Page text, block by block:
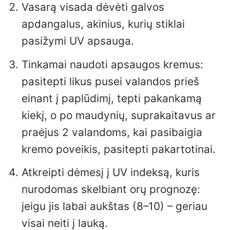
Vasarą visada dėvėti galvos
apdangalus, akinius, kurių stiklai
pasižymi UV apsauga.
Tinkamai naudoti apsaugos kremus:
pasitepti likus pusei valandos prieš
einant į paplūdimį, tepti pakankamą
kiekį, o po maudynių, suprakaitavus ar
praėjus 2 valandoms, kai pasibaigia
kremo poveikis, pasitepti pakartotinai.
Atkreipti dėmesį į UV indeksą, kuris
nurodomas skelbiant orų prognozę:
jeigu jis labai aukštas (8–10) – geriau
visai neiti į lauką.